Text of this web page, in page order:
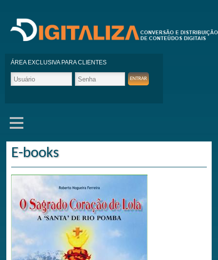
ÁREA EXCLUSIVA PARA CLIENTES
E-books